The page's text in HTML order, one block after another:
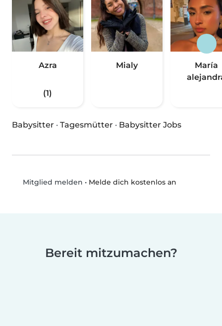
Azra
(1)
Mialy
María
Babysitter · Tagesmütter · Babysitter Jobs
Mitglied melden • Melde dich kostenlos an
Bereit mitzumachen?